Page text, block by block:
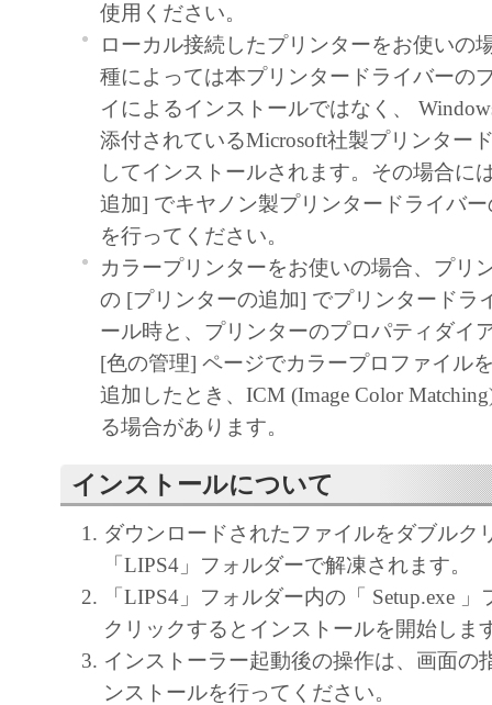
３．帰属
「本ソフトウェア」に係る権原および所有
によりキヤノンまたはキヤノンのライセン
す。
４．著作権表示
お客様は、「本ソフトウェア」に含まれる
キヤノンのライセンサーの著作権表示を変
しくは削除してはなりません。
５．保証の否認・免責
(1) 「本ソフトウェア」は、『現状のまま
諾されます。キヤノン、キヤノンのライセ
ンの子会社、キヤノンの関連会社、それら
たは販売店のいずれも、「本ソフトウェア
品性および特定の目的への適合性の保証を
保証も、明示たると黙示たるとを問わず一
します。
(2) キヤノン、キヤノンのライセンサー、
社、キヤノンの関連会社、それらの販売代
店のいずれも、「本ソフトウェア」の使用
から生ずるいかなる損害（逸失利益および
使用ください。
ローカル接続したプリンターをお使いの
種によっては本プリンタードライバーの
イによるインストールではなく、
添付されているMicrosoft社製プリンター
してインストールされます。その場合に
追加] でキヤノン製プリンタードライバ
を行ってください。
カラープリンターをお使いの場合、プリ
の [プリンターの追加] でプリンタードラ
ール時と、プリンターのプロパティダイ
[色の管理] ページでカラープロファイル
追加したとき、ICM (Image Color
る場合があります。
インストールについて
ダウンロードされたファイルをダブルク
「LIPS4」フォルダーで解凍されます。
「LIPS4」フォルダー内の「 Setup.exe
クリックするとインストールを開始しま
インストーラー起動後の操作は、画面の
ンストールを行ってください。